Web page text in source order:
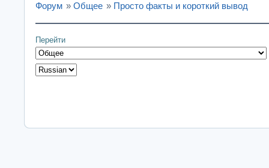
Форум » Общее » Просто факты и короткий вывод
Перейти